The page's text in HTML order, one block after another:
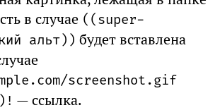
в случае ( (super-
альт) ) будет вставлена
screenshot.gif
)! — ссылка.